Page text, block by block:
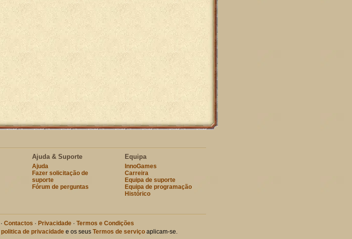
Ajuda & Suporte
Ajuda
Fazer solicitação de
suporte
Fórum de perguntas
Equipa
InnoGames
Carreira
Equipa de suporte
Equipa de programação
Histórico
· Contactos · Privacidade· Termos e Condições
politica de privacidadee os seus Termos de serviçoaplicam-se.